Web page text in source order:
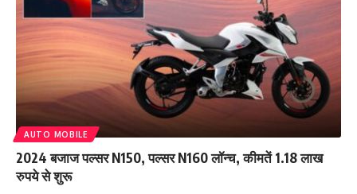
AUTO MOBILE
2024 बजाज पल्सर N150, पल्सर N160 लॉन्च, कीमतें 1.18 लाख
रुपये से शुरू